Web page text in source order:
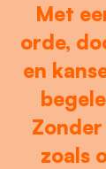
Met
orde,
en
zoals